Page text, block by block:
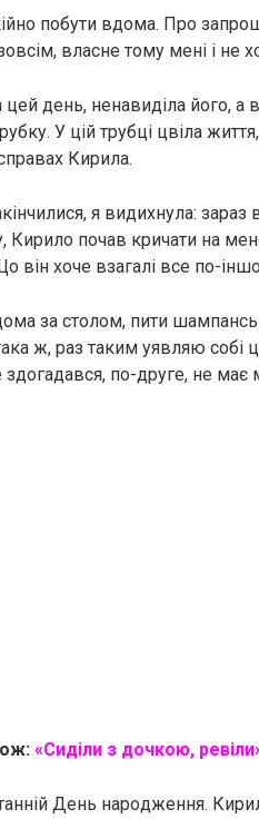
побути вдома. Про
власне тому мені і не
цей день, ненавиділа його,
У цій трубці цвіла
Кирила.
я видихнула:
Кирило почав кричати на
він хоче взагалі все по-
за столом, пити
ж, раз таким уявляю
по-друге, не має
«Сиділи з дочкою,
День нapoдження.